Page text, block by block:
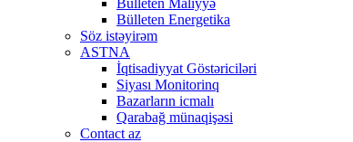
Bülleten Maliyyə
Bülleten Energetika
Söz istəyirəm
ASTNA
İqtisadiyyat Göstəriciləri
Siyası Monitorinq
Bazarların icmalı
Qarabağ münaqişəsi
Contact az